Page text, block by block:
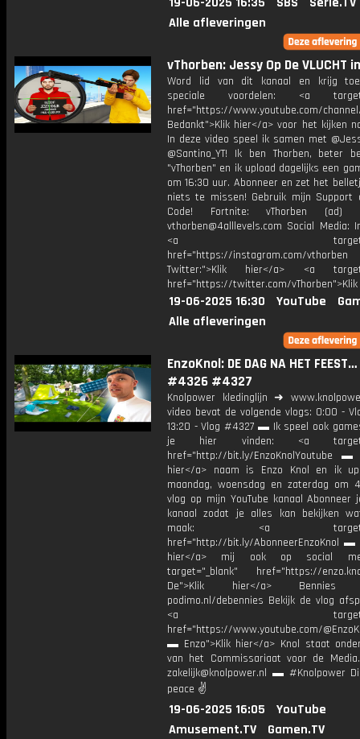
Alle afleveringen
vThorben: Jessy Op De VLUCHT
Word lid van dit kanaal en krijg
speciale voordelen: <a
href="https://www.youtube.com/channel/
Bedankt">Klik hier</a> voor het kijken
In deze video speel ik samen met
@Santino_YT! Ik ben Thorben, beter
"vThorben" en ik upload dagelijks een
om 16:30 uur. Abonneer en zet het
niets te missen! Gebruik mijn Support
Code! Fortnite: vThorben (ad)
vthorben@4alllevels.com Social Media:
<a
href="https://instagram.com/vthorben
Twitter:">Klik hier</a> <a
href="https://twitter.com/
19-06-2025 16:30 YouTube
Alle afleveringen
EnzoKnol: DE DAG NA HET
#4326 #4327
Knolpower kledinglijn ➜
video bevat de volgende vlogs: 0:00 -
13:20 - Vlog #4327 ▬ Ik speel ook
je hier vinden: <a
href="http://bit.ly/EnzoKnolYoutube ▬
hier</a> naam is Enzo Knol en ik
maandag, woensdag en zaterdag om
vlog op mijn YouTube kanaal Abonneer
kanaal zodat je alles kan bekijken
maak: <a
href="http://bit.ly/AbonneerEnzoKnol ▬
hier</a> mij ook op social
target="_blank" href="https://
De">Klik hier</a> Bennies
podimo.nl/debennies Bekijk de vlog
<a
href="https://www.youtube.com/
▬ Enzo">Klik hier</a> Knol staat
van het Commissariaat voor de
zakelijk@knolpower.nl ▬ #Knolpower
peace ✌
19-06-2025 16:05
YouTube
Amusement.TV
Gamen.TV